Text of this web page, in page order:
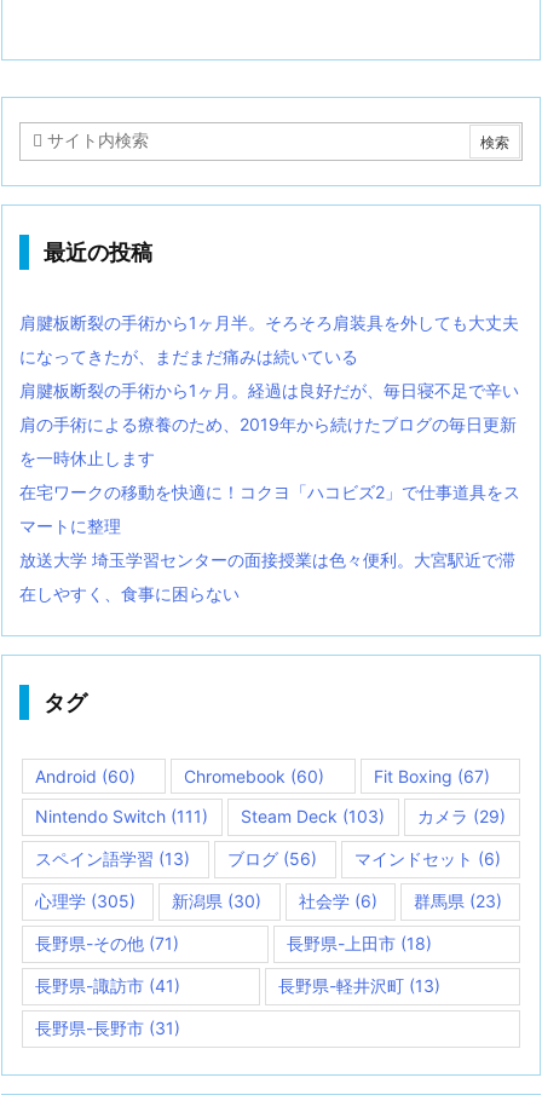
最近の投稿
肩腱板断裂の手術から1ヶ月半。そろそろ肩装具を外しても大丈夫
になってきたが、まだまだ痛みは続いている
肩腱板断裂の手術から1ヶ月。経過は良好だが、毎日寝不足で辛い
肩の手術による療養のため、2019年から続けたブログの毎日更新
を一時休止します
在宅ワークの移動を快適に！コクヨ「ハコビズ2」で仕事道具をス
マートに整理
放送大学 埼玉学習センターの面接授業は色々便利。大宮駅近で滞
在しやすく、食事に困らない
タグ
Android (60) Chromebook (60) Fit Boxing (67)
Nintendo Switch (111) Steam Deck (103) カメラ (29)
スペイン語学習 (13) ブログ (56) マインドセット (6)
心理学 (305) 新潟県 (30) 社会学(6) 群馬県 (23)
長野県-その他 (71) 長野県-上田市(18)
長野県-諏訪市 (41) 長野県-軽井沢町 (13)
長野県-長野市 (31)